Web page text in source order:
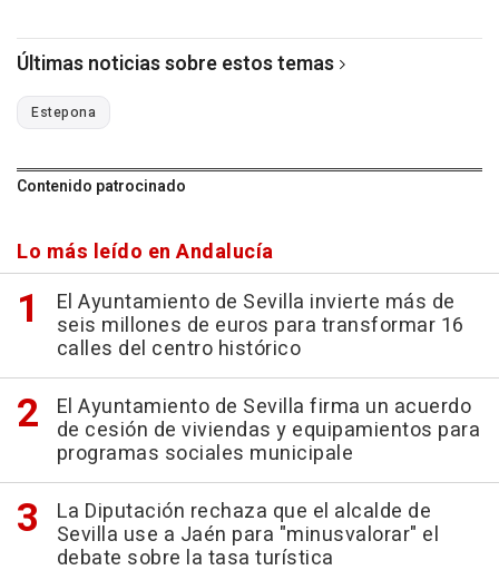
Últimas noticias sobre estos temas
Estepona
Contenido patrocinado
Lo más leído en Andalucía
El Ayuntamiento de Sevilla invierte más de
seis millones de euros para transformar 16
calles del centro histórico
El Ayuntamiento de Sevilla firma un acuerdo
de cesión de viviendas y equipamientos para
programas sociales municipale
La Diputación rechaza que el alcalde de
Sevilla use a Jaén para "minusvalorar" el
debate sobre la tasa turística